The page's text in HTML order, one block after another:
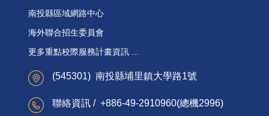
南投縣區域網路中心
海外聯合招生委員會
更多重點校際服務計畫資訊 ...
(545301) 南投縣埔里鎮大學路1號
聯絡資訊 / +886-49-2910960(總機2996)